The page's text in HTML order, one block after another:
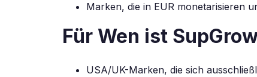
Marken, die in EUR monetarisieren
Für Wen ist
USA/UK-Marken, die sich